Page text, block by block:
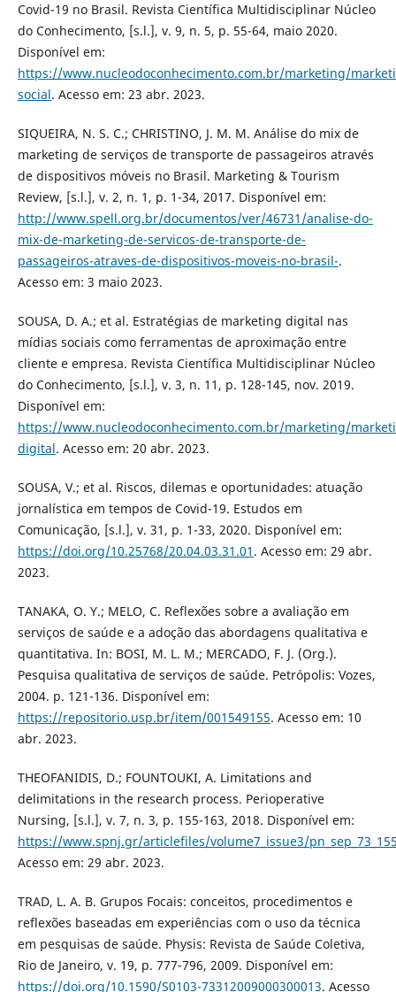
Covid-19 no Brasil. Revista Científica Multidisciplinar Núcleo
do Conhecimento, [s.l.], v. 9, n. 5, p. 55-64, maio 2020.
Disponível em:
https://www.nucleodoconhecimento.com.br/marketing/
social. Acesso em: 23 abr. 2023.
SIQUEIRA, N. S. C.; CHRISTINO, J. M. M. Análise do mix de
marketing de serviços de transporte de passageiros através
de dispositivos móveis no Brasil. Marketing & Tourism
Review, [s.l.], v. 2, n. 1, p. 1-34, 2017. Disponível em:
http://www.spell.org.br/documentos/ver/46731/analise-do-
mix-de-marketing-de-servicos-de-transporte-de-
passageiros-atraves-de-dispositivos-moveis-no-brasil-.
Acesso em: 3 maio 2023.
SOUSA, D. A.; et al. Estratégias de marketing digital nas
mídias sociais como ferramentas de aproximação entre
cliente e empresa. Revista Científica Multidisciplinar Núcleo
do Conhecimento, [s.l.], v. 3, n. 11, p. 128-145, nov. 2019.
Disponível em:
https://www.nucleodoconhecimento.com.br/marketing/
digital. Acesso em: 20 abr. 2023.
SOUSA, V.; et al. Riscos, dilemas e oportunidades: atuação
jornalística em tempos de Covid-19. Estudos em
Comunicação, [s.l.], v. 31, p. 1-33, 2020. Disponível em:
https://doi.org/10.25768/20.04.03.31.01 . Acesso em: 29 abr.
2023.
TANAKA, O. Y.; MELO, C. Reflexões sobre a avaliação em
serviços de saúde e a adoção das abordagens qualitativa e
quantitativa. In: BOSI, M. L. M.; MERCADO, F. J. (Org.).
Pesquisa qualitativa de serviços de saúde. Petrópolis: Vozes,
2004. p. 121-136. Disponível em:
https://repositorio.usp.br/item/001549155. Acesso em: 10
abr. 2023.
THEOFANIDIS, D.; FOUNTOUKI, A. Limitations and
delimitations in the research process. Perioperative
Nursing, [s.l.], v. 7, n. 3, p. 155-163, 2018. Disponível em:
https://www.spnj.gr/articlefiles/volume7_issue3/
Acesso em: 29 abr. 2023.
TRAD, L. A. B. Grupos Focais: conceitos, procedimentos e
reflexões baseadas em experiências com o uso da técnica
em pesquisas de saúde. Physis: Revista de Saúde Coletiva,
Rio de Janeiro, v. 19, p. 777-796, 2009. Disponível em:
https://doi.org/10.1590/S0103-73312009000300013. Acesso